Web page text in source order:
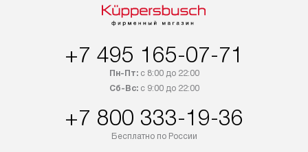
дополнительно. Возможна
+7 495 165-07-71
Пн-Пт:с 8:00 до 22:00
Сб-Вс:с 9:00 до 22:00
+7 800 333-19-36
Бесплатно по России